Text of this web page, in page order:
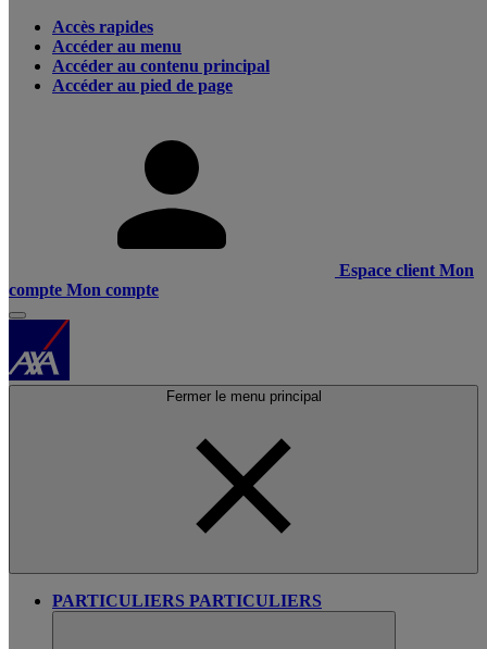
Accès rapides
Accéder au menu
Accéder au contenu principal
Accéder au pied de page
Espace client Mon
compte Mon compte
Fermer le menu principal
PARTICULIERS PARTICULIERS